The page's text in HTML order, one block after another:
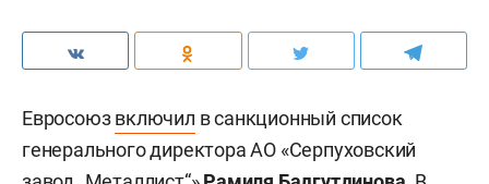
Евросоюзвключил в санкционный список
генерального директора АО «Серпуховский